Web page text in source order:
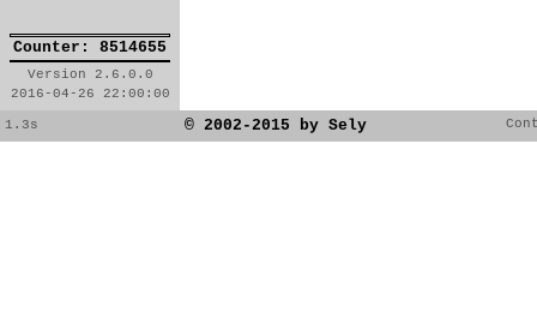
Counter: 8514655
Version 2.6.0.0
2016-04-26 22:00:00
1.3s © 2002-2015 by Sely